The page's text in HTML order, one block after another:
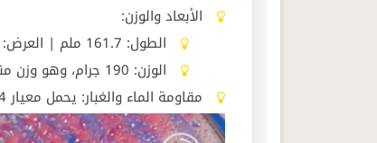
الأبعاد والوزن:
الطول: 161.7 ملم | العرض: 76.3 ملم | السمك: 8.5 ملم.
الوزن: 190 جرام، وهو وزن مناسب لهاتف بهذه الفئة.
مقاومة الماء والغبار: يحمل معيار IP54، أي أنه مقاوم لرذاذ الماء فقط وليس للغمر في الماء.